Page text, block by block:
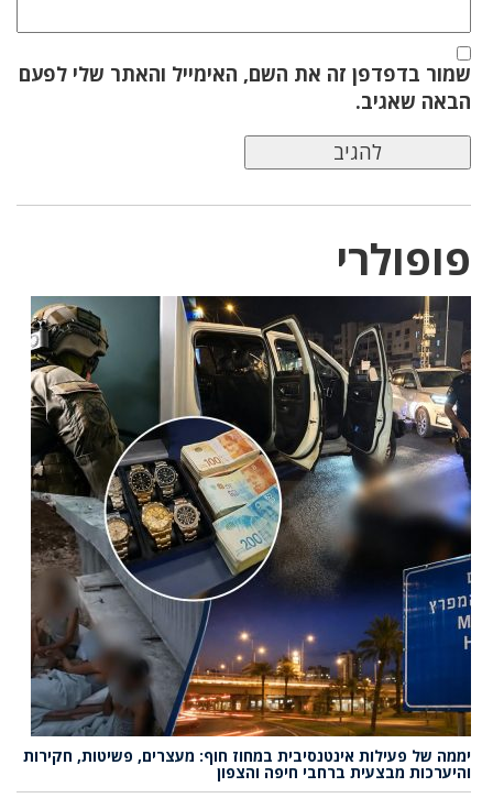
שמור בדפדפן זה את השם, האימייל והאתר שלי לפעם
הבאה שאגיב.
פופולרי
יממה של פעילות אינטנסיבית במחוז חוף: מעצרים, פשיטות, חקירות
והיערכות מבצעית ברחבי חיפה והצפון